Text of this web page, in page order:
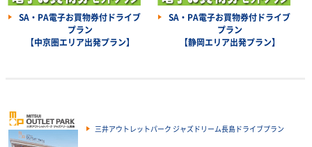
SA・PA電子お買物券付ドライブ
プラン
【中京圏エリア出発プラン】
SA・PA電子お買物券付ドライブ
プラン
【静岡エリア出発プラン】
三井アウトレットパーク ジャズドリーム長島ドライブプラン